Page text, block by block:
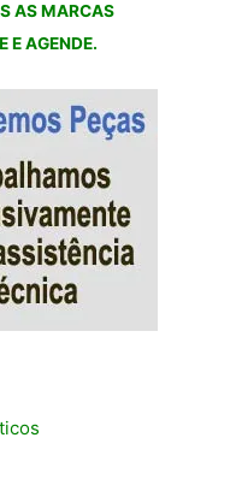
AS MARCAS
E AGENDE.